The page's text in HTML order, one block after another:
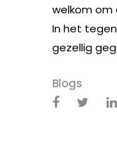
welkom om
In het
gezellig
Blogs